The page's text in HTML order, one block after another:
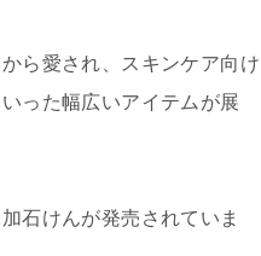
ら愛され、スキンケア向け
った幅広いアイテムが展
石けんが発売されていま